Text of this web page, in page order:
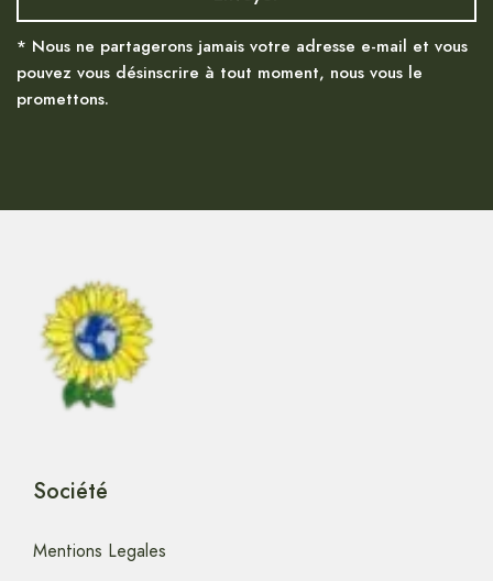
* Nous ne partagerons jamais votre adresse e-mail et vous
pouvez vous désinscrire à tout moment, nous vous le
promettons.
Société
Mentions Legales